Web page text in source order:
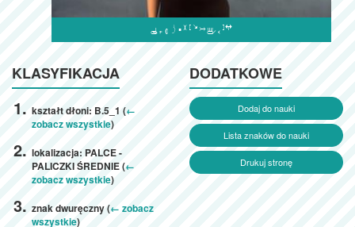

KLASYFIKACJA
kształt dłoni: B.5_1 (←
zobacz wszystkie)
lokalizacja: PALCE -
PALICZKI ŚREDNIE (←
zobacz wszystkie)
znak dwuręczny (← zobacz
wszystkie)
DODATKOWE
Dodaj do nauki
Lista znaków do nauki
Drukuj stronę